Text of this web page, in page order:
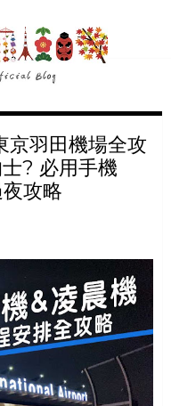
京羽田機場全攻
? 必用手機
攻略